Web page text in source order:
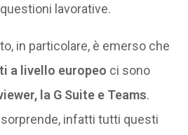
lavorative.
in particolare, è emerso che
a livello europeo ci sono
la G Suite e Teams.
infatti tutti questi